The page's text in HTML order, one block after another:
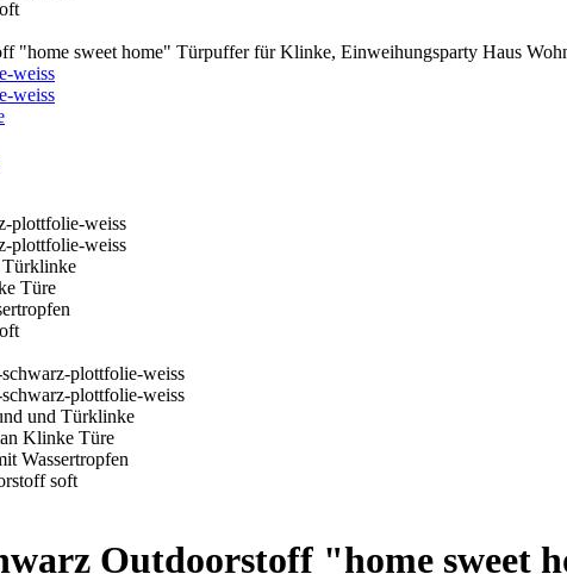
"home sweet home" Türpuffer für Klinke, Einweihungsparty Haus
Outdoorstoff "home